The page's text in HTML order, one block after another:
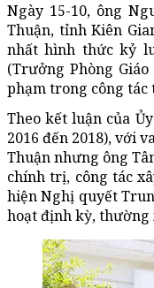
Ngày 15-10, ông
Thuận, tỉnh Kiên
nhất hình thức kỷ
(Trưởng Phòng
phạm trong công tác
Theo kết luận của
2016 đến 2018), với
Thuận nhưng ông
chính trị, công tác
hiện Nghị quyết
hoạt định kỳ, thường